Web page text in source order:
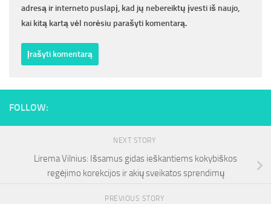
adresą ir interneto puslapį, kad jų nebereiktų įvesti iš naujo,
kai kitą kartą vėl norėsiu parašyti komentarą.
FOLLOW:
NEXT STORY
Lirema Vilnius: Išsamus gidas ieškantiems kokybiškos
regėjimo korekcijos ir akių sveikatos sprendimų
PREVIOUS STORY